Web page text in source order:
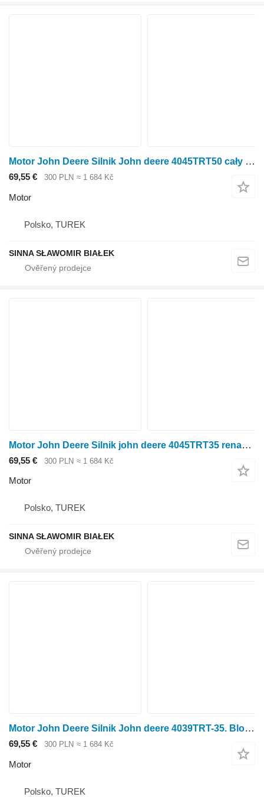
Motor John Deere Silnik John deere 4045TRT50 cały lub blok renault pro kolového traktoru John Deere
69,55 € 300 PLN ≈ 1 684 Kč
Motor
Polsko, TUREK
SINNA SŁAWOMIR BIAŁEK
Motor John Deere Silnik john deere 4045TRT35 renault blok głowica pro kolového traktoru Renault
69,55 € 300 PLN ≈ 1 684 Kč
Motor
Polsko, TUREK
SINNA SŁAWOMIR BIAŁEK
Motor John Deere Silnik John deere 4039TRT-35. Blok renault pro kolového traktoru
69,55 € 300 PLN ≈ 1 684 Kč
Motor
Polsko, TUREK